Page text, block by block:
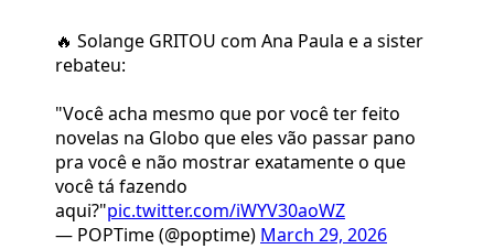
🔥 Solange GRITOU com Ana Paula e a sister
rebateu:
"Você acha mesmo que por você ter feito
novelas na Globo que eles vão passar pano
pra você e não mostrar exatamente o que
você tá fazendo
aqui?"pic.twitter.com/iWYV30aoWZ
— POPTime (@poptime) March 29, 2026